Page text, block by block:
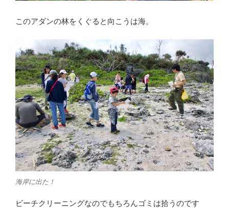
このアダンの林をくぐると向こうは海。
海岸に出た！
ビーチクリーニングなのでもちろんゴミは拾うのです